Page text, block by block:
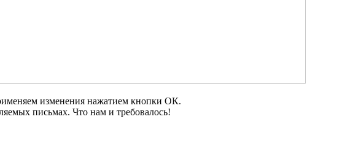
изменения нажатием кнопки ОК.
письмах. Что нам и требовалось!